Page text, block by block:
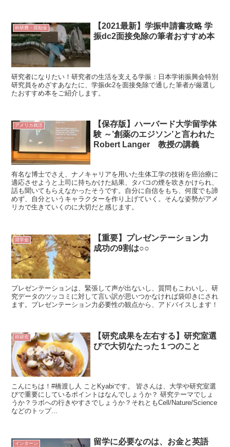
科研費・奨励金
【2021最新】学振申請書攻略 学
振dc2面接免除の筆者おすすめ本
研究者になりたい！研究者の生活を支える学振：日本学術振興会特別
研究員をめざすあなたに、学振dc2を面接免除で通した筆者が厳選し
たおすすめ本をご紹介します。
アメリカ就活
【保存版】ハーバード大学留学体
験 ～’創薬のエジソン’と言われた
Robert Langer 教授の講義
有名な博士でさえ、ナノキャリアを用いた生体工学の技術を癌治療に
適応させようと上司に持ちかけた結果、タバコの煙を吹きかけられ、
話も聞いてもらえなかったそうです。自分に自信をもち、何度でも諦
めず、自分というキャラクターを作り上げていく。そんな姿勢がアメ
リカで生きていくのに大切だと感じます。
奨学金
【重要】プレゼンテーション力
成功の9割は○○
プレゼンテーションは、緊張して声が出ないし、質問もこわいし、研
究データのツッコミに対して言い訳が思いつかなければ袋叩きにされ
ます。プレゼンテーション力必要性の観点から、アドバイスします！
癌研究
【研究成果を左右する】研究室選
びで大切なたった１つのこと
こんにちは！#橋渡し人 ことKyabiです。 皆さんは、大学や研究室選
びで重要にしているポイントはなんでしょうか？ 研究テーマでしょ
うか？ラボへの行きやすさでしょうか？それともCell/Nature/Science
などのトップ...
インターン
留学に必要なのは、お金と英語